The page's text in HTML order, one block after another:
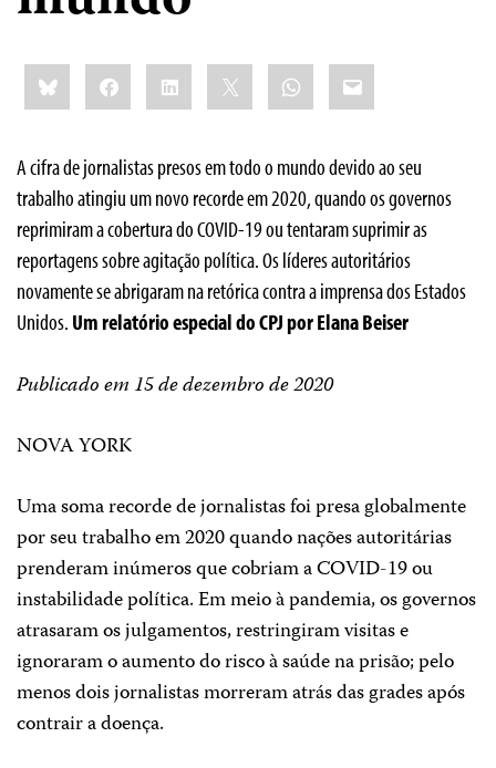
Share
this:BlueskyFacebookLinkedIn WhatsApp
Email
A cifra de jornalistas presos em todo o mundo devido ao seu
trabalho atingiu um novo recorde em 2020, quando os governos
reprimiram a cobertura do COVID-19 ou tentaram suprimir as
reportagens sobre agitação política. Os líderes autoritários
novamente se abrigaram na retórica contra a imprensa dos Estados
Unidos. Um relatório especial do CPJ por Elana Beiser
Publicado em 15 de dezembro de 2020
NOVA YORK
Uma soma recorde de jornalistas foi presa globalmente
por seu trabalho em 2020 quando nações autoritárias
prenderam inúmeros que cobriam a COVID-19 ou
instabilidade política. Em meio à pandemia, os governos
atrasaram os julgamentos, restringiram visitas e
ignoraram o aumento do risco à saúde na prisão; pelo
menos dois jornalistas morreram atrás das grades após
contrair a doença.